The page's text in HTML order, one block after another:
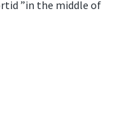
”in the middle of